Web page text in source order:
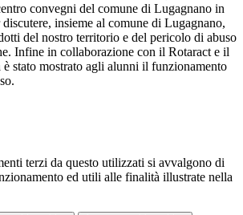
convegni del comune di Lugagnano in
insieme al comune di Lugagnano,
del nostro territorio e del pericolo di abuso
Infine in collaborazione con il Rotaract e il
stato mostrato agli alunni il funzionamento
terzi da questo utilizzati si avvalgono di
ed utili alle finalità illustrate nella